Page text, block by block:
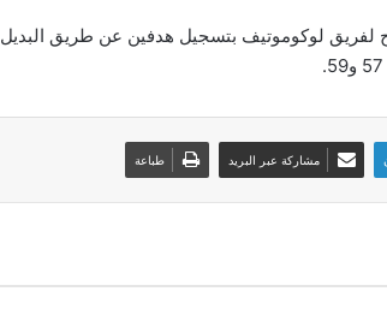
لفريق لوكوموتيف بتسجيل هدفين عن طريق البديل
مشاركة عبر البريد طباعة